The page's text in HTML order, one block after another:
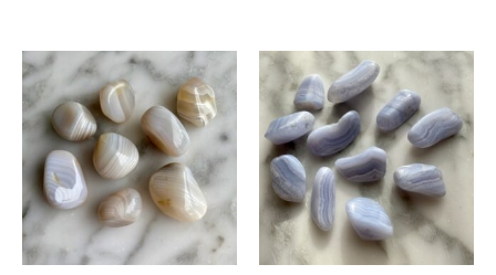
variations.
Les
options
peuvent
être
choisies
sur
la